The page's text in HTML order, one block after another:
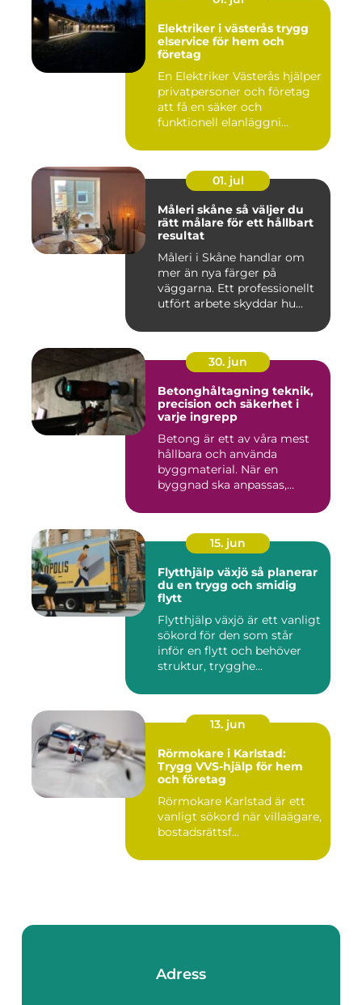
Elektriker i västerås trygg
elservice för hem och
företag
En Elektriker Västerås hjälper
privatpersoner och företag
att få en säker och
funktionell elanläggni...
01. jul
Måleri skåne så väljer du
rätt målare för ett hållbart
resultat
Måleri i Skåne handlar om
mer än nya färger på
väggarna. Ett professionellt
utfört arbete skyddar hu...
30. jun
Betonghåltagning teknik,
precision och säkerhet i
varje ingrepp
Betong är ett av våra mest
hållbara och använda
byggmaterial. När en
byggnad ska anpassas,
15. jun
Flytthjälp växjö så planerar
du en trygg och smidig
flytt
Flytthjälp växjö är ett vanligt
sökord för den som står
inför en flytt och behöver
struktur, trygghe...
13. jun
Rörmokare i Karlstad:
Trygg VVS-hjälp för hem
och företag
Rörmokare Karlstad är ett
vanligt sökord när villaägare,
bostadsrättsf...
Adress